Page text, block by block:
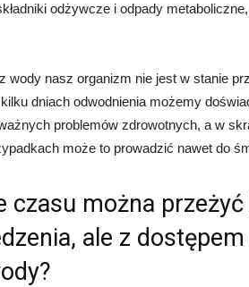
odżywcze i odpady
wody nasz organizm nie jest w stanie
dniach odwodnienia możemy
problemów zdrowotnych, a w
może to prowadzić nawet do
czasu można przeżyć
ale z